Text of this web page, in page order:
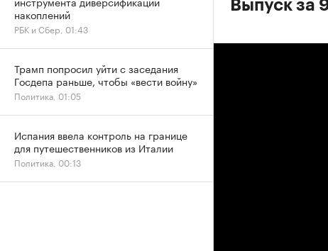
Выпуск за
накоплений
РБК и Сбер, 01:43
Трамп попросил уйти с заседания
Госдепа раньше, чтобы «вести войну»
Политика, 01:05
Испания ввела контроль на границе
для путешественников из Италии
Политика, 00:13